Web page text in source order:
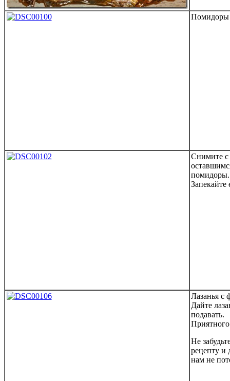
Помидоры
Снимите с
помидоры.
Лазанья с
Дайте
подавать.
Не
рецепту и
нам не